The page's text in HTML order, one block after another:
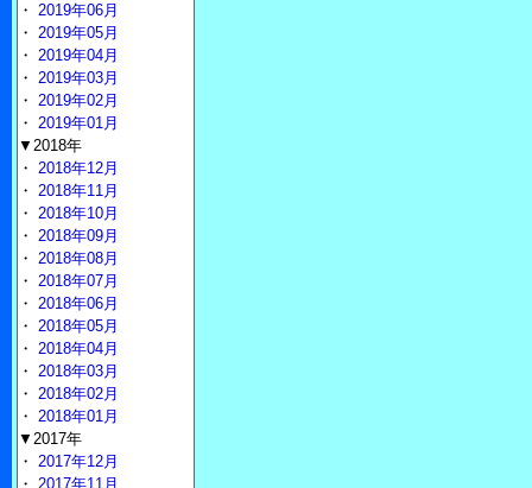
・ 2019年06月
・ 2019年05月
・ 2019年04月
・ 2019年03月
・ 2019年02月
・ 2019年01月
▼2018年
・ 2018年12月
・ 2018年11月
・ 2018年10月
・ 2018年09月
・ 2018年08月
・ 2018年07月
・ 2018年06月
・ 2018年05月
・ 2018年04月
・ 2018年03月
・ 2018年02月
・ 2018年01月
▼2017年
・ 2017年12月
・ 2017年11月